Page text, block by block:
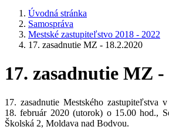
Úvodná stránka
Samospráva
Mestské zastupiteľstvo 2018 - 2022
17. zasadnutie MZ - 18.2.2020
17. zasadnutie MZ -
17. zasadnutie Mestského zastupiteľstva
18. február 2020 (utorok) o 15.00 hod.,
Školská 2, Moldava nad Bodvou.